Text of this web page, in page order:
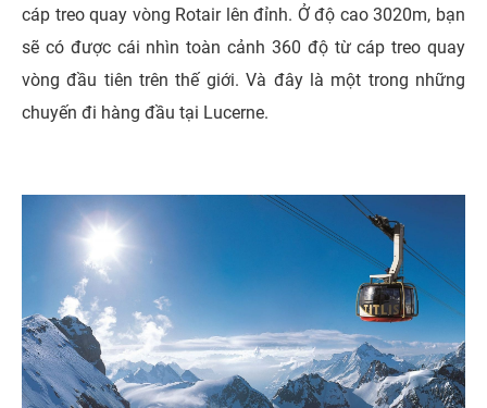
cáp treo quay vòng Rotair lên đỉnh. Ở độ cao 3020m, bạn
sẽ có được cái nhìn toàn cảnh 360 độ từ cáp treo quay
vòng đầu tiên trên thế giới. Và đây là một trong những
chuyến đi hàng đầu tại Lucerne.